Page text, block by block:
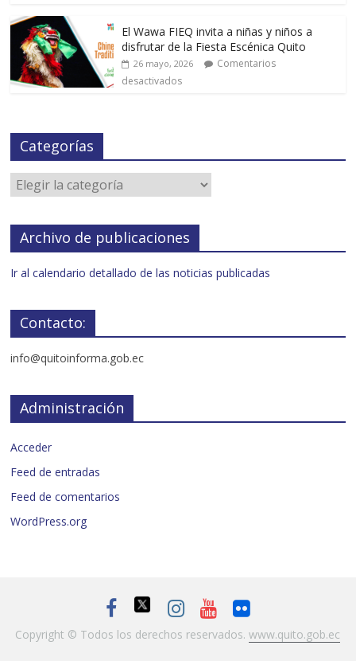
El Wawa FIEQ invita a niñas y niños a
disfrutar de la Fiesta Escénica Quito
26 mayo, 2026
Comentarios
desactivados
Categorías
Archivo de publicaciones
Ir al calendario detallado de las noticias publicadas
Contacto:
info@quitoinforma.gob.ec
Administración
Acceder
Feed de entradas
Feed de comentarios
WordPress.org
Copyright © Todos los derechos reservados.www.quito.gob.ec